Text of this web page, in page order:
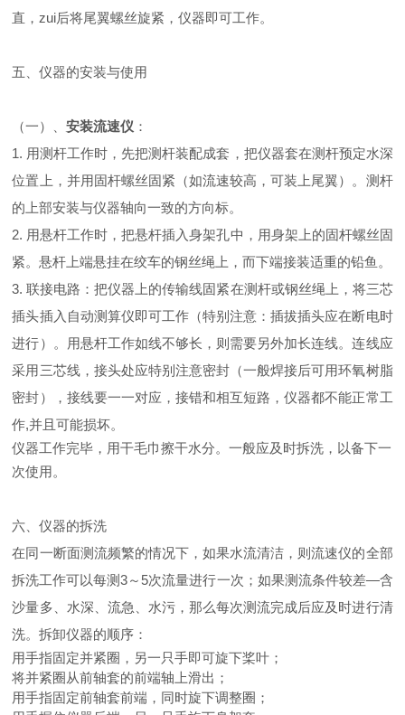
直，zui后将尾翼螺丝旋紧，仪器即可工作。
五、仪器的安装与使用
（一）、安装流速仪 ：
1. 用测杆工作时，先把测杆装配成套，把仪器套在测杆预定水深
位置上，并用固杆螺丝固紧（如流速较高，可装上尾翼）。测杆
的上部安装与仪器轴向一致的方向标。
2. 用悬杆工作时，把悬杆插入身架孔中，用身架上的固杆螺丝固
紧。悬杆上端悬挂在绞车的钢丝绳上，而下端接装适重的铅鱼。
3. 联接电路：把仪器上的传输线固紧在测杆或钢丝绳上，将三芯
插头插入自动测算仪即可工作（特别注意：插拔插头应在断电时
进行）。用悬杆工作如线不够长，则需要另外加长连线。连线应
采用三芯线，接头处应特别注意密封（一般焊接后可用环氧树脂
密封），接线要一一对应，接错和相互短路，仪器都不能正常工
作,并且可能损坏。
仪器工作完毕，用干毛巾擦干水分。一般应及时拆洗，以备下一
次使用。
六、仪器的拆洗
在同一断面测流频繁的情况下，如果水流清洁，则流速仪的全部
拆洗工作可以每测3～5次流量进行一次；如果测流条件较差—含
沙量多、水深、流急、水污，那么每次测流完成后应及时进行清
洗。拆卸仪器的顺序：
用手指固定并紧圈，另一只手即可旋下桨叶；
将并紧圈从前轴套的前端轴上滑出；
用手指固定前轴套前端，同时旋下调整圈；